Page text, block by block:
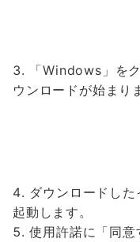
「Windows」を
ウンロードが始まり
ダウンロードし
起動します。
使用許諾に「同